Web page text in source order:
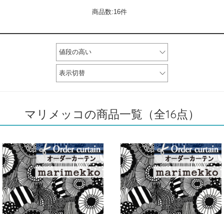
商品数:16件
値段の高い
表示切替
マリメッコの商品一覧（全16点）